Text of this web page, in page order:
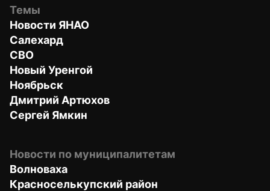
Темы
Новости ЯНАО
Салехард
СВО
Новый Уренгой
Ноябрьск
Дмитрий Артюхов
Сергей Ямкин
Новости по муниципалитетам
Волноваха
Красноселькупский район